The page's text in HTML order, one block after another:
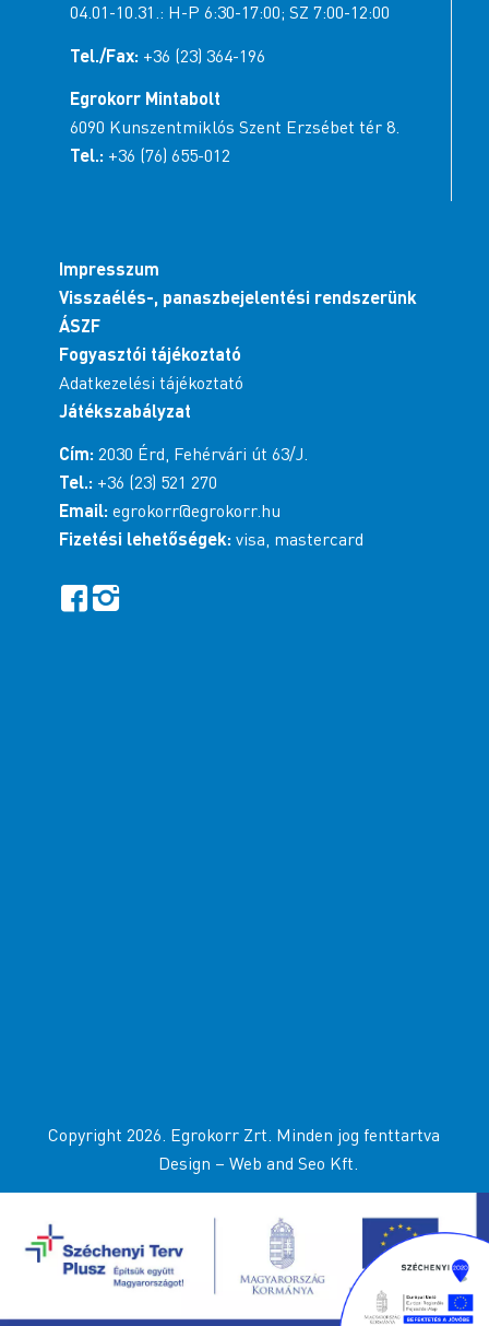
04.01-10.31.: H-P 6:30-17:00; SZ 7:00-12:00
Tel./Fax: +36 (23) 364-196
Egrokorr Mintabolt
6090 Kunszentmiklós Szent Erzsébet tér 8.
Tel.: +36 (76) 655-012
Impresszum
Visszaélés-, panaszbejelentési rendszerünk
ÁSZF
Fogyasztói tájékoztató
Adatkezelési tájékoztató
Játékszabályzat
Cím: 2030 Érd, Fehérvári út 63/J.
Tel.: +36 (23) 521 270
Email: egrokorr@egrokorr.hu
Fizetési lehetőségek: visa, mastercard
Copyright 2026. Egrokorr Zrt. Minden jog fenttartva
Design – Web and Seo Kft